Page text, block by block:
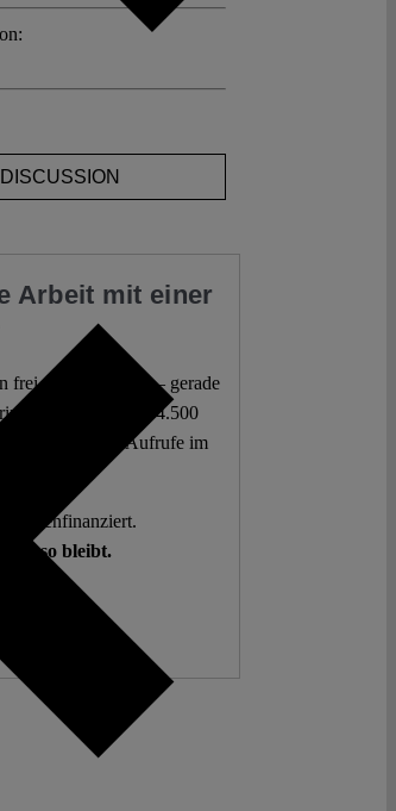
Arbeit mit einer
frei zur Verfügung – gerade
braucht. 4.500
fünf Millionen Aufrufe im
es so bleibt.